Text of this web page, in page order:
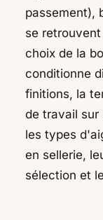
passement),
se
choix de la
conditionne
finitions, la
de travail sur
les types
en sellerie,
sélection et